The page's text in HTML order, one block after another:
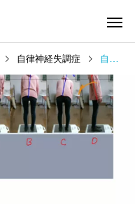
自律神経失調症 自律神経の乱れによる全身の痛みが改善した症例ー天理市50歳代女性